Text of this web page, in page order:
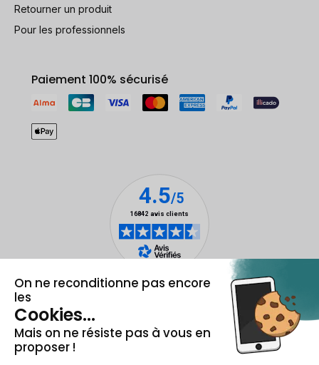
Retourner un produit
Pour les professionnels
Paiement 100% sécurisé